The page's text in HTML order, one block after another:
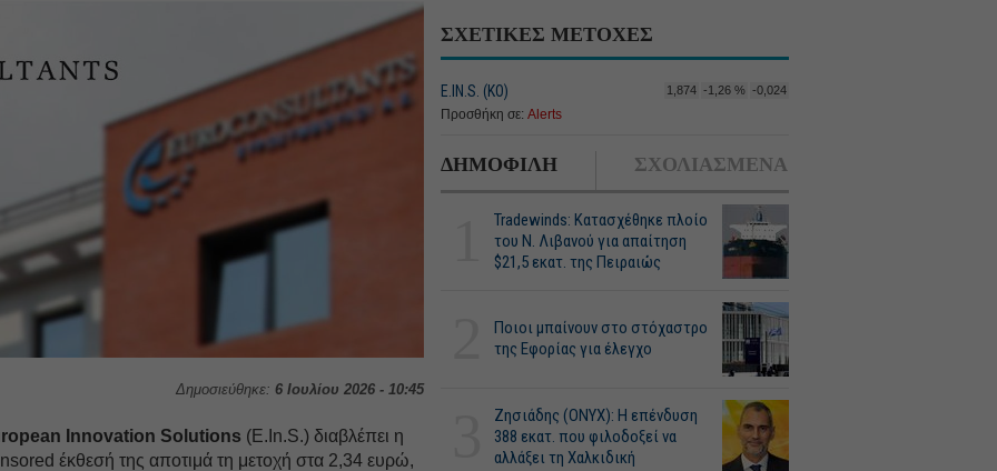
Δημοσιεύθηκε: 6 Ιουλίου 2026 - 10:45
Innovation Solutions (E.In.S.) διαβλέπει η
έκθεσή της αποτιμά τη μετοχή στα 2,34 ευρώ,
ΣΧΕΤΙΚΕΣ ΜΕΤΟΧΕΣ
E.IN.S. (ΚΟ) 1,874 -1,26 % -0,024
Προσθήκη σε: Alerts
ΔΗΜΟΦΙΛΗ ΣΧΟΛΙΑΣΜΕΝΑ
Tradewinds: Κατασχέθηκε πλοίο
του Ν. Λιβανού για απαίτηση
$21,5 εκατ. της Πειραιώς
Ποιοι μπαίνουν στο στόχαστρο
της Εφορίας για έλεγχο
Ζησιάδης (ONYX): Η επένδυση
388 εκατ. που φιλοδοξεί να
αλλάξει τη Χαλκιδική